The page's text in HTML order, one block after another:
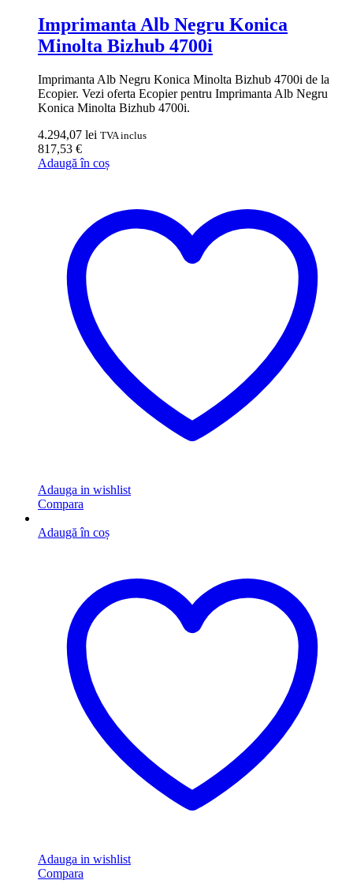
Imprimanta Alb Negru Konica
Minolta Bizhub 4700i
Imprimanta Alb Negru Konica Minolta Bizhub 4700i de la
Ecopier. Vezi oferta Ecopier pentru Imprimanta Alb Negru
Konica Minolta Bizhub 4700i.
4.294,07 lei TVA inclus
817,53 €
Adaugă în coș
Adauga in wishlist
Compara
Adaugă în coș
Adauga in wishlist
Compara